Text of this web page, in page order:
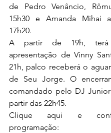
de Pedro Venâncio,
15h30 e Amanda Mihai
17h20.
A partir de 19h,
apresentação de Vinny
21h, palco receberá o
de Seu Jorge. O
comandado pelo DJ
partir das 22h45.
Clique aqui e
programação: